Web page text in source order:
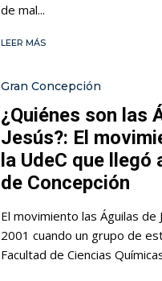
de mal...
LEER MÁS
Gran Concepción
¿Quiénes son las
Jesús?: El
la UdeC que llegó
de Concepción
El movimiento las Águilas de
2001 cuando un grupo de
Facultad de Ciencias